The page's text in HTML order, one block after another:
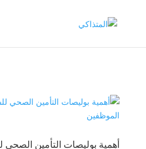
أهمية بوليصات التأمين